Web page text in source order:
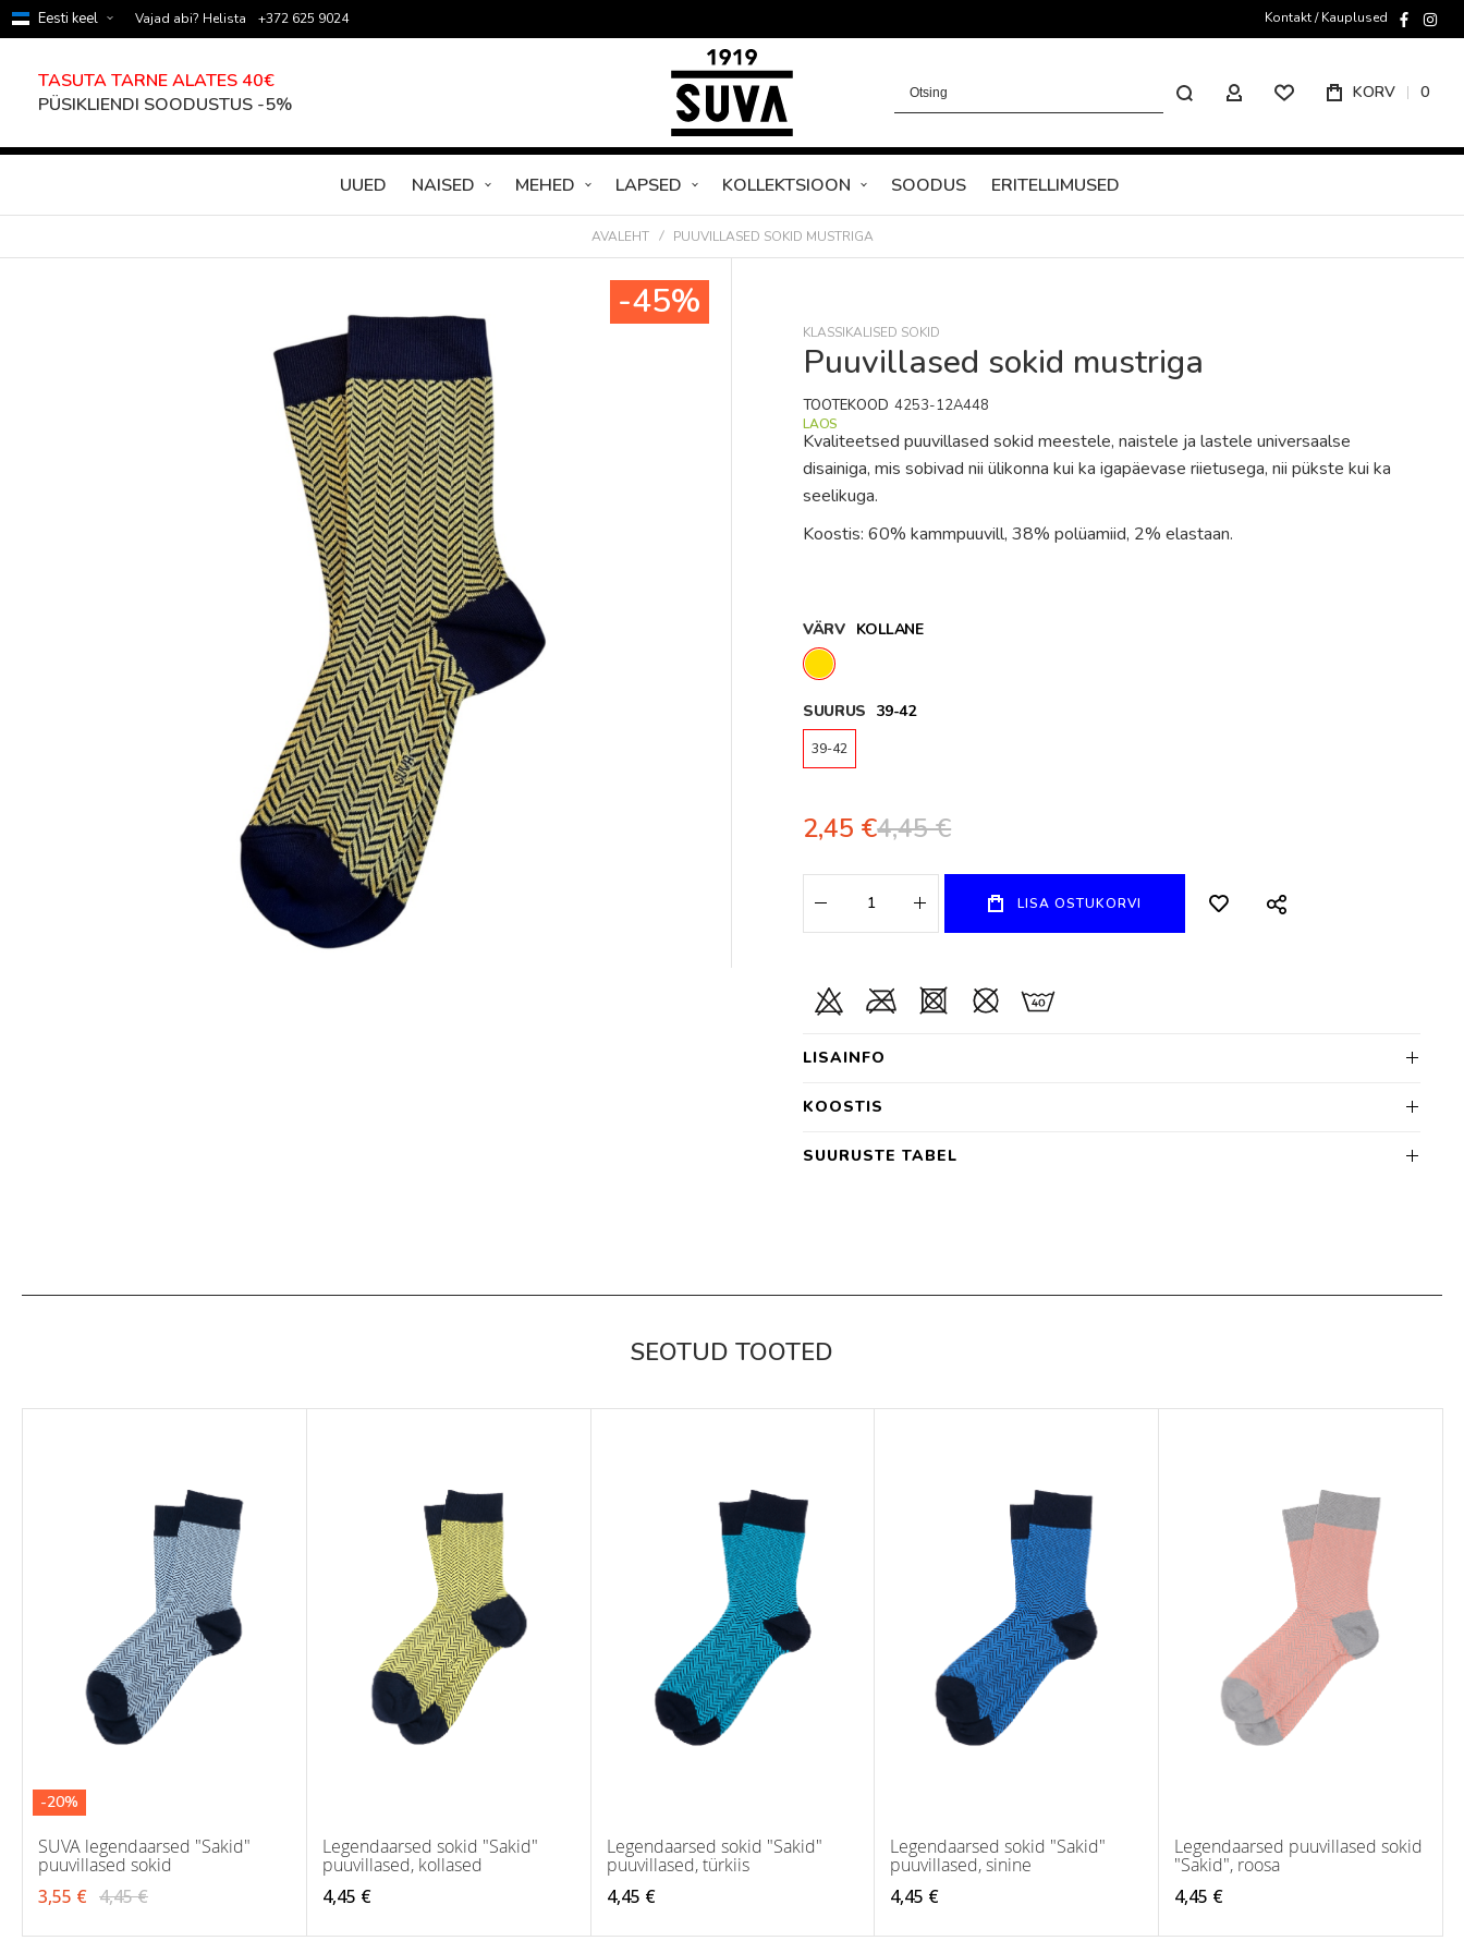
Eesti keel Vajad abi? Helista +372 625 9024 Kontakt / Kauplused
TASUTA TARNE ALATES 40€
PÜSIKLIENDI SOODUSTUS -5%
Otsing
MINU KONTO KORV 0
UUED NAISED MEHED LAPSED KOLLEKTSIOON SOODUS ERITELLIMUSED
AVALEHT PUUVILLASED SOKID MUSTRIGA
-45%
KLASSIKALISED SOKID
Puuvillased sokid mustriga
Kvaliteetsed puuvillased sokid meestele, naistele ja lastele universaalse
disainiga, mis sobivad nii ülikonna kui ka igapäevase riietusega, nii pükste kui ka
seelikuga.
Koostis: 60% kammpuuvill, 38% polüamiid, 2% elastaan.
LAOS
TOOTEKOOD 4253-12A448
VÄRV KOLLANE
SUURUS 39-42
39-42
2,45 €4,45 €
LISA OSTUKORVI
LISAINFO
KOOSTIS
SUURUSTE TABEL
SEOTUD TOOTED
-20%
SUVA legendaarsed "Sakid"
puuvillased sokid
3,55 € 4,45 €
Legendaarsed sokid "Sakid"
puuvillased, kollased
4,45 €
Legendaarsed sokid "Sakid"
puuvillased, türkiis
4,45 €
Legendaarsed sokid "Sakid"
puuvillased, sinine
4,45 €
Legendaarsed puuvillased sokid
"Sakid", roosa
4,45 €